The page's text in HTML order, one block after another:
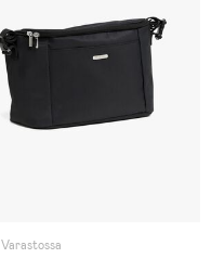
Varastossa